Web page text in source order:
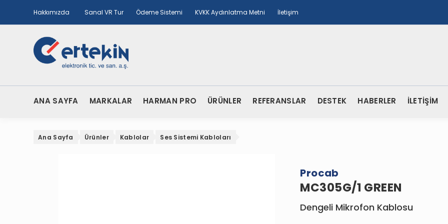
Hakkımızda Sanal VR Tur Ödeme Sistemi KVKK Aydınlatma Metni İletişim
ANA SAYFA MARKALAR HARMAN PRO ÜRÜNLER REFERANSLAR DESTEK HABERLER İLETİŞİM
Ana Sayfa Ürünler Kablolar Ses Sistemi Kabloları
Procab
MC305G/1 GREEN
Dengeli Mikrofon Kablosu